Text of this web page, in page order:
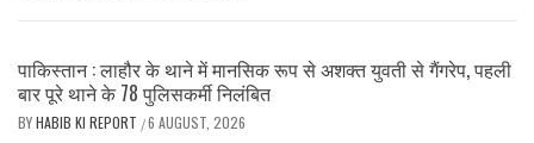
पाकिस्तान : लाहौर के थाने में मानसिक रूप से अशक्त युवती से गैंगरेप, पहली
बार पूरे थाने के 78 पुलिसकर्मी निलंबित
BYHABIB KI REPORT /6 AUGUST, 2026